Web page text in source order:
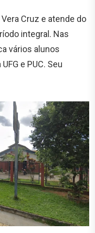
Cruz e atende do
integral. Nas
vários alunos
e PUC. Seu